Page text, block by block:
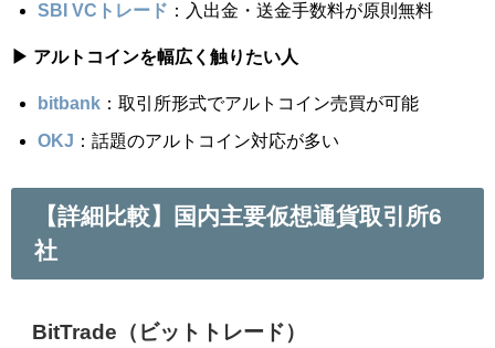
SBI VCトレード ：入出金・送金手数料が原則無料
▶ アルトコインを幅広く触りたい人
bitbank ：取引所形式でアルトコイン売買が可能
OKJ ：話題のアルトコイン対応が多い
【詳細比較】国内主要仮想通貨取引所6
社
BitTrade（ビットトレード）